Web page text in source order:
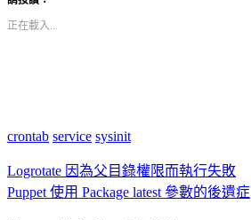
正在載入...
crontab service sysinit
Logrotate 因為父目錄權限而執行失敗
Puppet 使用 Package latest 參數的後遺症